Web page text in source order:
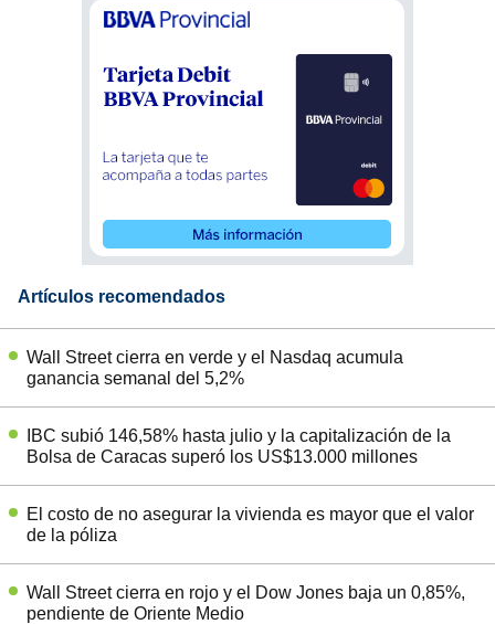
Artículos recomendados
Wall Street cierra en verde y el Nasdaq acumula
ganancia semanal del 5,2%
IBC subió 146,58% hasta julio y la capitalización de la
Bolsa de Caracas superó los US$13.000 millones
El costo de no asegurar la vivienda es mayor que el valor
de la póliza
Wall Street cierra en rojo y el Dow Jones baja un 0,85%,
pendiente de Oriente Medio